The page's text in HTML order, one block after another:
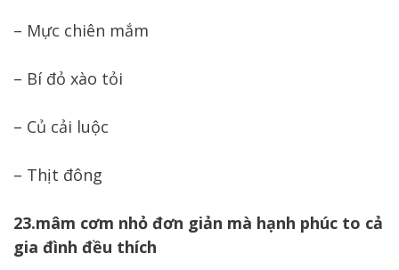
– Mực chiên mắm
– Bí đỏ xào tỏi
– Củ cải luộc
– Thịt đông
23.mâm cơm nhỏ đơn giản mà hạnh phúc to cả
gia đình đều thích